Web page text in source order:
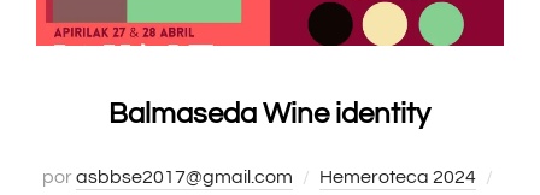
Balmaseda Wine identity
porasbbse2017@gmail.com Hemeroteca 2024